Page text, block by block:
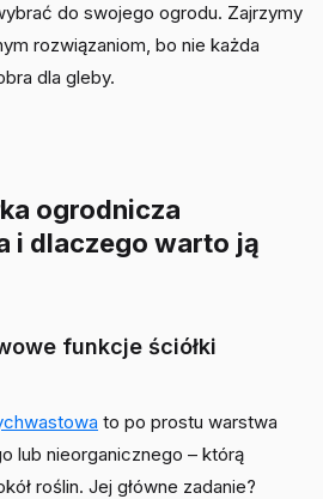
do swojego ogrodu. Zajrzymy
rozwiązaniom, bo nie każda
dla gleby.
ogrodnicza
i dlaczego warto ją
funkcje ściółki
to po prostu warstwa
lub nieorganicznego – którą
roślin. Jej główne zadanie?